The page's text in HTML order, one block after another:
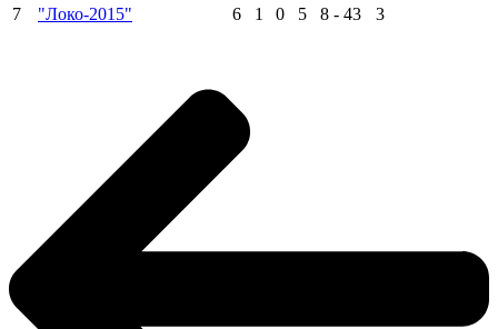
7
"Локо-2015" 6 1 0 5 8 - 43 3